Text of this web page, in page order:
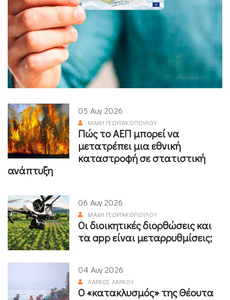
05 Αυγ 2026
ΜΆΧΗ ΓΕΩΡΓΑΚΟΠΟΎΛΟΥ
Πώς το ΑΕΠ μπορεί να
μετατρέπει μια εθνική
καταστροφή σε στατιστική
ανάπτυξη
06 Αυγ 2026
ΜΆΧΗ ΓΕΩΡΓΑΚΟΠΟΎΛΟΥ
Οι διοικητικές διορθώσεις και
τα app είναι μεταρρυθμίσεις;
04 Αυγ 2026
ΛΆΡΚΟΣ ΛΆΡΚΟΥ
Ο «κατακλυσμός» της Θέουτα